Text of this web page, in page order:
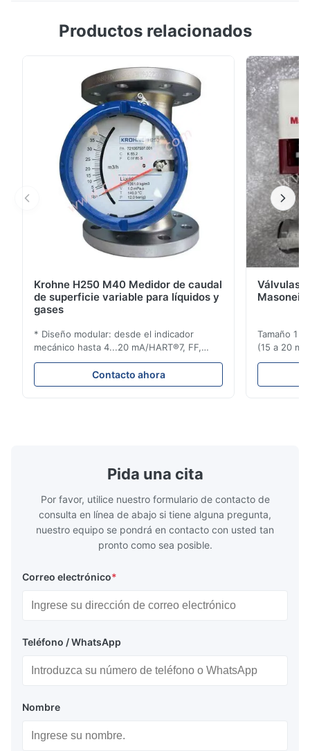
dispositivos portátiles, al tiempo que añade nuevas
consumidores en cuanto a la funcionalidad de los
dispositivos móviles. Los técnicos equipados con un
comunicador Trex no perderán tiempo llevando los ...
Productos relacionados
Krohne H250 M40 Medidor de caudal
de superficie variable para líquidos y
gases
* Diseño modular: desde el indicador
mecánico hasta 4...20 mA/HART®7, FF,
Profibus-PA y totalizador * Cualquier
posición de instalación: vertical, horizontal
o en tuberías descendentes * Flange:
Contacto ahora
Válvulas
Tamaño 1
(15 a 20
ensayo de
Pida una cita
Por favor, utilice nuestro formulario de contacto de
consulta en línea de abajo si tiene alguna pregunta,
nuestro equipo se pondrá en contacto con usted tan
pronto como sea posible.
Correo electrónico*
Teléfono / WhatsApp
Nombre